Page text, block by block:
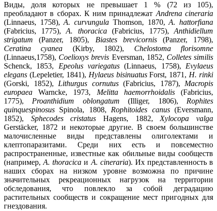
Виды, доля которых не превышает 1 % (72 из 105),
преобладают в сборах. К ним принадлежат Andrena cineraria
(Linnaeus, 1758),A. curvungula Thomson, 1870,A. hattorfiana
(Fabricius, 1775),A. thoracica(Fabricius, 1775),Anthidiellum
strigatum (Panzer, 1805), Biastes brevicornis(Panzer, 1798),
Ceratina cyanea (Kirby, 1802), Chelostoma florisomne
(Linnaeus,1758), Coelioxys brevis Eversman, 1852, Colletes similis
Schenck, 1853, Epeolus variegatus (Linnaeus, 1758), Evylaeus
elegans (Lepeletier, 1841), Hylaeus bisinuatusForst, 1871, H. rinki
(Gorski, 1852), Lithurgus cornutus(Fabricius, 1787), Macropis
europaea Warncke, 1973, Melitta haemorrhoidalis(Fabricius,
1775), Proanthidium oblongatum (Illiger, 1806), Rophites
quinquespinosus Spinola, 1808, Rophitoides canus(Eversmann,
1852), Sphecodes cristatus Hagens, 1882, Xylocopa valga
Gerstäcker, 1872 и некоторые другие. В своем большинстве
малочисленные виды представлены олиголектами и
клептопаразитами. Среди них есть и повсеместно
распространенные, известные как обильные виды сообществ
(например,A. thoracica и A. cineraria). Их представленность в
наших сборах на низком уровне возможна по причине
значительных рекреационных нагрузок на территории
обследования, что повлекло за собой деградацию
растительных сообществ и сокращение мест пригодных для
гнездования.